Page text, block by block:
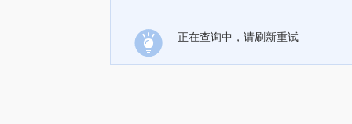
正在查询中，请刷新重试